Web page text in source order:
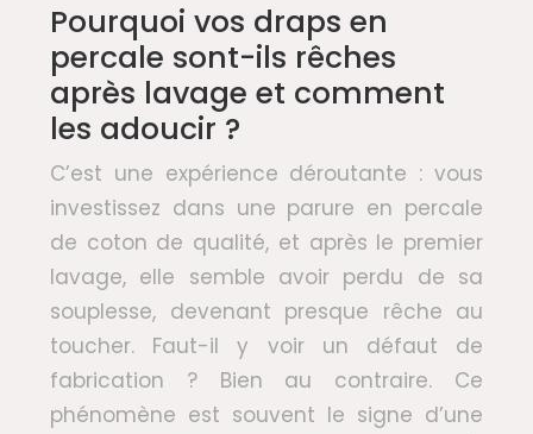
Pourquoi vos draps en
percale sont-ils rêches
après lavage et comment
les adoucir ?
C’est une expérience déroutante : vous
investissez dans une parure en percale
de coton de qualité, et après le premier
lavage, elle semble avoir perdu de sa
souplesse, devenant presque rêche au
toucher. Faut-il y voir un défaut de
fabrication ? Bien au contraire. Ce
phénomène est souvent le signe d’une